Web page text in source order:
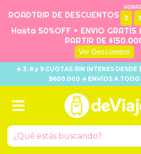
ROADTRIP DE DESCUENTOS 2
Hasta 50%OFF + ENVIO GRATÍS
PARTIR DE
Ver Descuentos
✈️ 3, 6 y 9 CUOTAS SIN INTERES
$600.000 ✈️ ENVÍOS A TODO